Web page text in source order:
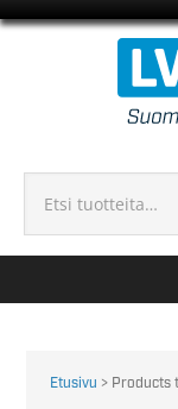
Etusivu > Products